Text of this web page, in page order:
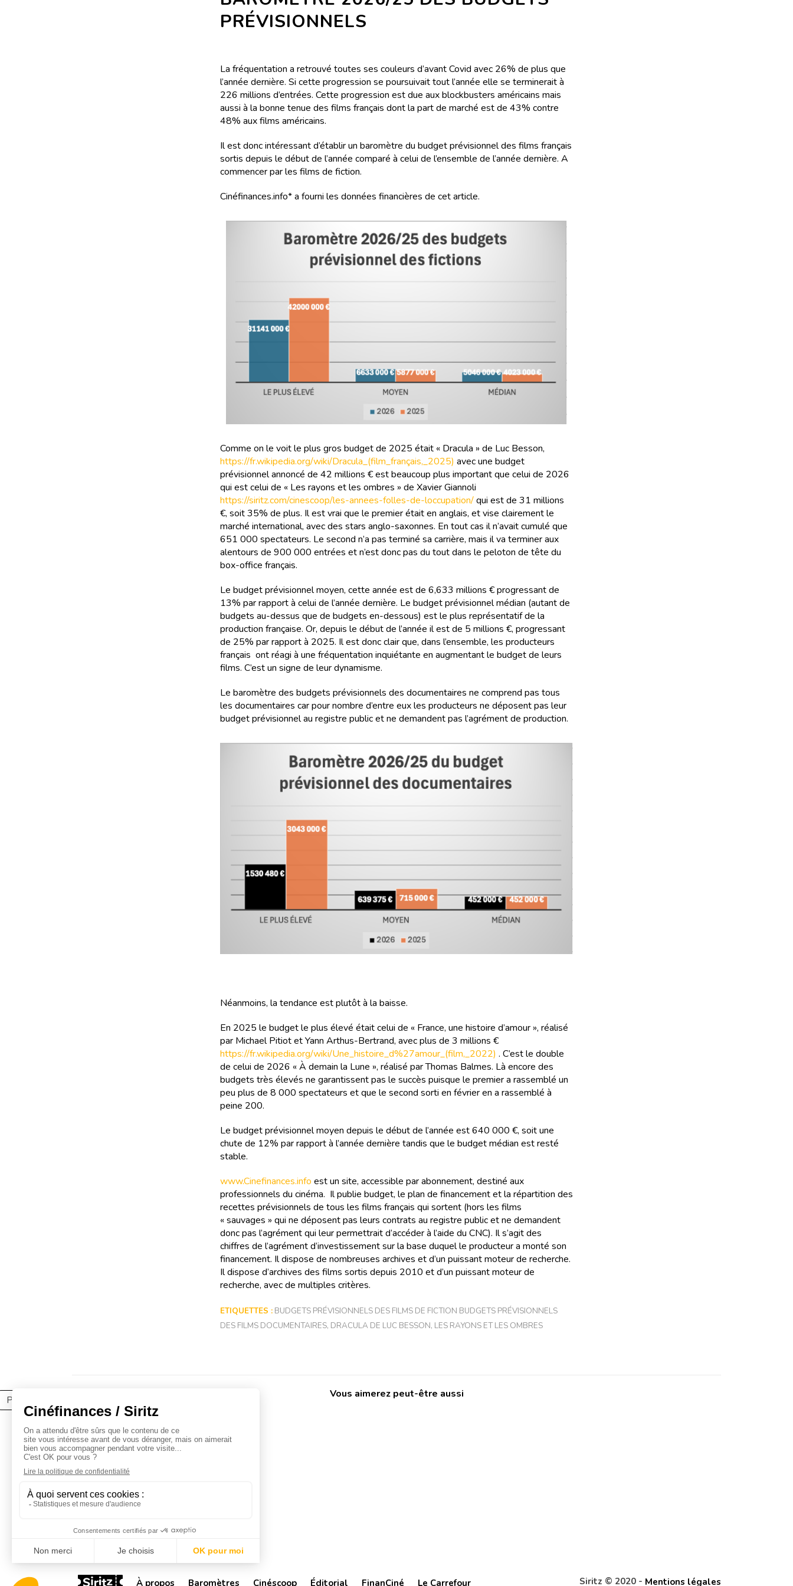
Partager l'article
PRÉVISIONNELS
La fréquentation a retrouvé toutes ses couleurs d’avant Covid avec 26% de plus que
l’année dernière. Si cette progression se poursuivait tout l’année elle se terminerait à
226 millions d’entrées. Cette progression est due aux blockbusters américains mais
aussi à la bonne tenue des films français dont la part de marché est de 43% contre
48% aux films américains.
Il est donc intéressant d’établir un baromètre du budget prévisionnel des films français
sortis depuis le début de l’année comparé à celui de l’ensemble de l’année dernière. A
commencer par les films de fiction.
Cinéfinances.info* a fourni les données financières de cet article.
Comme on le voit le plus gros budget de 2025 était « Dracula » de Luc Besson,
https://fr.wikipedia.org/wiki/Dracula_(film_français,_2025) avec une budget
prévisionnel annoncé de 42 millions € est beaucoup plus important que celui de 2026
qui est celui de « Les rayons et les ombres » de Xavier Giannoli
https://siritz.com/cinescoop/les-annees-folles-de-loccupation/qui est de 31 millions
€, soit 35% de plus. Il est vrai que le premier était en anglais, et vise clairement le
marché international, avec des stars anglo-saxonnes. En tout cas il n’avait cumulé que
651 000 spectateurs. Le second n’a pas terminé sa carrière, mais il va terminer aux
alentours de 900 000 entrées et n’est donc pas du tout dans le peloton de tête du
box-office français.
Le budget prévisionnel moyen, cette année est de 6,633 millions € progressant de
13% par rapport à celui de l’année dernière. Le budget prévisionnel médian (autant de
budgets au-dessus que de budgets en-dessous) est le plus représentatif de la
production française. Or, depuis le début de l’année il est de 5 millions €, progressant
de 25% par rapport à 2025. Il est donc clair que, dans l’ensemble, les producteurs
français ont réagi à une fréquentation inquiétante en augmentant le budget de leurs
films. C’est un signe de leur dynamisme.
Le baromètre des budgets prévisionnels des documentaires ne comprend pas tous
les documentaires car pour nombre d’entre eux les producteurs ne déposent pas leur
budget prévisionnel au registre public et ne demandent pas l’agrément de production.
Néanmoins, la tendance est plutôt à la baisse.
En 2025 le budget le plus élevé était celui de « France, une histoire d’amour », réalisé
par Michael Pitiot et Yann Arthus-Bertrand, avec plus de 3 millions €
https://fr.wikipedia.org/wiki/Une_histoire_d%27amour_(film,_2022) . C’est le double
de celui de 2026 « À demain la Lune », réalisé par Thomas Balmes. Là encore des
budgets très élevés ne garantissent pas le succès puisque le premier a rassemblé un
peu plus de 8 000 spectateurs et que le second sorti en février en a rassemblé à
peine 200.
Le budget prévisionnel moyen depuis le début de l’année est 640 000 €, soit une
chute de 12% par rapport à l’année dernière tandis que le budget médian est resté
stable.
www.Cinefinances.info est un site, accessible par abonnement, destiné aux
professionnels du cinéma. Il publie budget, le plan de financement et la répartition des
recettes prévisionnels de tous les films français qui sortent (hors les films
« sauvages » qui ne déposent pas leurs contrats au registre public et ne demandent
donc pas l’agrément qui leur permettrait d’accéder à l’aide du CNC). Il s’agit des
chiffres de l’agrément d’investissement sur la base duquel le producteur a monté son
financement. Il dispose de nombreuses archives et d’un puissant moteur de recherche.
Il dispose d’archives des films sortis depuis 2010 et d’un puissant moteur de
recherche, avec de multiples critères.
ETIQUETTES : BUDGETS PRÉVISIONNELS DES FILMS DE FICTION BUDGETS PRÉVISIONNELS
DES FILMS DOCUMENTAIRES, DRACULA DE LUC BESSON, LES RAYONS ET LES OMBRES
Vous aimerez peut-être aussi
À propos Baromètres Cinéscoop Éditorial FinanCiné Le Carrefour Siritz © 2020 - Mentions légales